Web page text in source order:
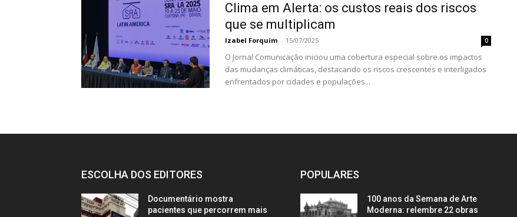
Clima em Alerta: os custos reais dos riscos
que se multiplicam
Izabel Forquim - 15/07/2025 0
O Jornal Comunicação iniciou uma cobertura especial sobre os impactos
das mudanças climáticas, destacando os riscos crescentes e interligados
enfrentados por cidades e populações...
ESCOLHA DOS EDITORES
Documentário mostra
pacientes que percorrem mais
POPULARES
100 anos da Semana de Arte
Moderna: relembre 22 obras